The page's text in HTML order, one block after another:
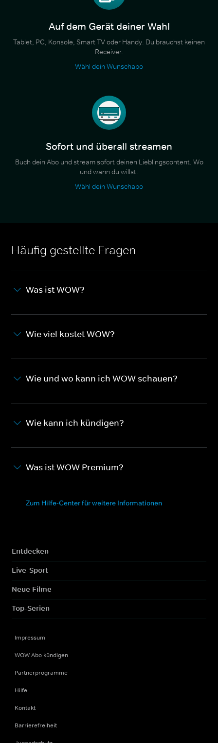
Auf dem Gerät deiner Wahl
Tablet, PC, Konsole, Smart TV oder Handy. Du brauchst keinen
Receiver.
Wähl dein Wunschabo
Sofort und überall streamen
Buch dein Abo und stream sofort deinen Lieblingscontent. Wo
und wann du willst.
Wähl dein Wunschabo
Häufig gestellte Fragen
Was ist WOW?
Wie viel kostet WOW?
Wie und wo kann ich WOW schauen?
Wie kann ich kündigen?
Was ist WOW Premium?
Zum Hilfe-Center für weitere Informationen
Entdecken
Live-Sport
Neue Filme
Top-Serien
Impressum
WOW Abo kündigen
Partnerprogramme
Hilfe
Kontakt
Barrierefreiheit